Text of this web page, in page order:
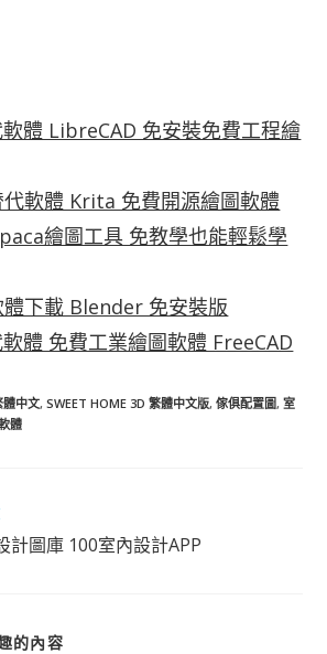
體 LibreCAD 免安裝免費工程繪
軟體 Krita 免費開源繪圖軟體
繪圖工具 免教學也能輕鬆學
下載 Blender 免安裝版
體 免費工業繪圖軟體 FreeCAD
體中文, SWEET HOME 3D 繁體中文版, 傢俱配置圖, 室
體
計圖庫 100室內設計APP
的內容